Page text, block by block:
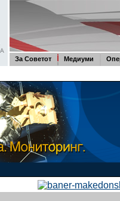
За Советот Медиуми